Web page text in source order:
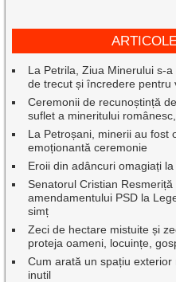
La Petrila, Ziua Minerului s-
de trecut și încredere pentru
Ceremonii de recunoștință
suflet a mineritului
La Petroșani, minerii au fost
emoționantă ceremonie
Eroii din adâncuri omagiați
Senatorul Cristian
amendamentului PSD la
simț
Zeci de hectare mistuite și
proteja oameni, locuințe,
Cum arată un spațiu
inutil